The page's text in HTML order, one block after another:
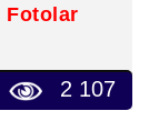
Fotolar
2 107